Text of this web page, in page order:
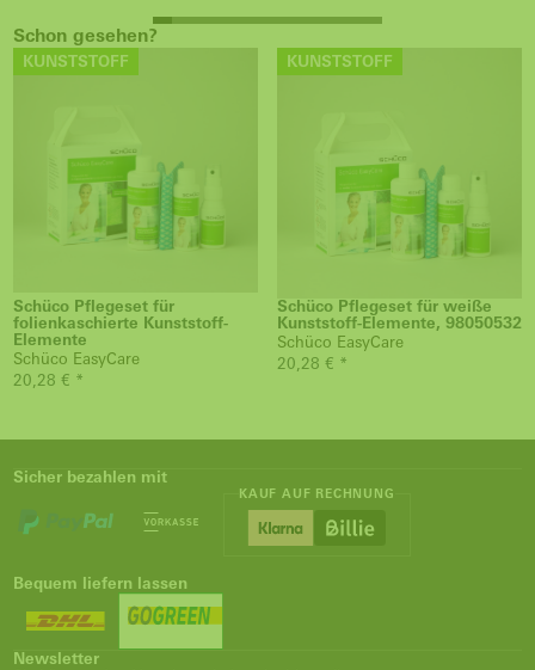
Schon gesehen?
KUNSTSTOFF
Schüco Pflegeset für
folienkaschierte Kunststoff-
Elemente
Schüco EasyCare
20,28 € *
KUNSTSTOFF
Schüco Pflegeset für weiße
Kunststoff-Elemente, 98050532
Schüco EasyCare
20,28 € *
Sicher bezahlen mit
KAUF AUF RECHNUNG
Bequem liefern lassen
Newsletter